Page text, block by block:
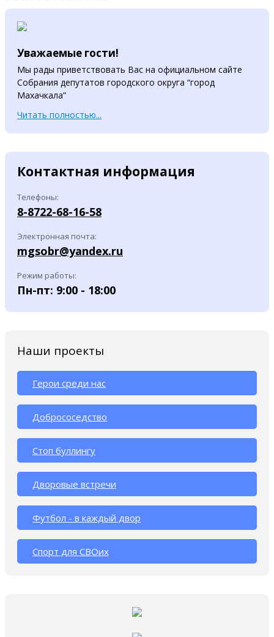
Уважаемые гости!
Мы рады приветствовать Вас на официальном сайте
Собрания депутатов городского округа “город
Махачкала”
Читать полностью...
Контактная информация
Телефоны:
8-8722-68-16-58
Электронная почта:
mgsobr@yandex.ru
Режим работы:
Пн-пт: 9:00 - 18:00
Наши проекты
Герои среди нас
Добрососедство
Стоп буллингу
Дворовые встречи
Футбол - в каждый двор
Спорт для СВОих